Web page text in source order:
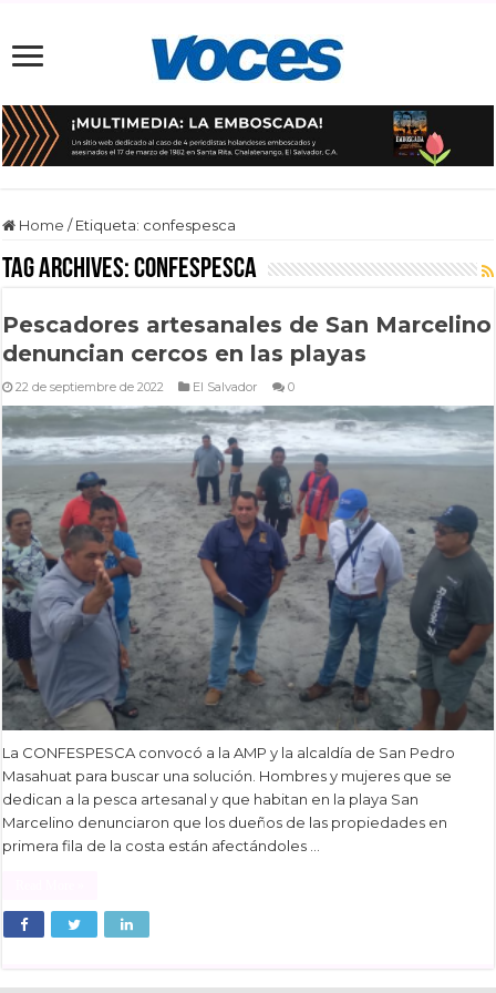
Home / Etiqueta: confespesca
Tag Archives:confespesca
Pescadores artesanales de San Marcelino
denuncian cercos en las playas
22 de septiembre de 2022 El Salvador 0
La CONFESPESCA convocó a la AMP y la alcaldía de San Pedro
Masahuat para buscar una solución. Hombres y mujeres que se
dedican a la pesca artesanal y que habitan en la playa San
Marcelino denunciaron que los dueños de las propiedades en
primera fila de la costa están afectándoles …